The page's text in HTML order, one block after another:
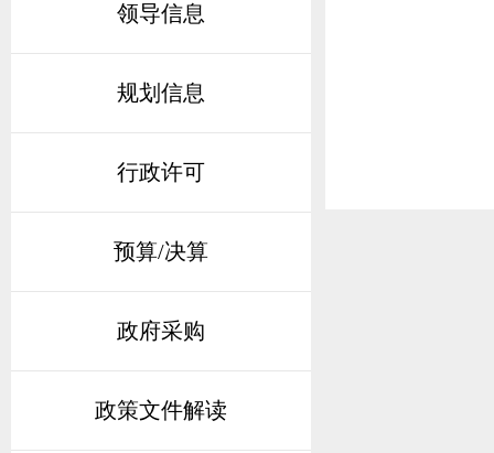
领导信息
规划信息
行政许可
预算/决算
政府采购
政策文件解读